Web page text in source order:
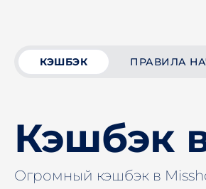
КЭШБЭК ПРАВИЛА
Кэшбэк
Огромный кэшбэк в